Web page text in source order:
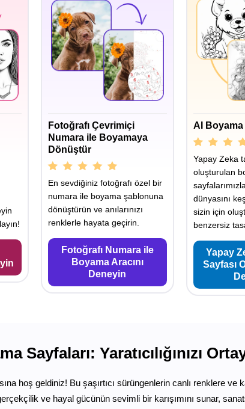
Fotoğrafı Çevrimiçi
Numara ile Boyamaya
Dönüştür
En sevdiğiniz fotoğrafı özel bir
numara ile boyama şablonuna
dönüştürün ve anılarınızı
renklerle hayata geçirin.
Fotoğrafı Numara ile
Boyama Aracını
Deneyin
AI Boyama
Yapay Zeka
oluşturulan
dünyasını
sizin için
benzersiz
Yapay
Sayfası
Sayfaları: Yaratıcılığınızı
hoş geldiniz! Bu şaşırtıcı sürüngenlerin canlı renklere
ve hayal gücünün sevimli bir karışımını sunar,